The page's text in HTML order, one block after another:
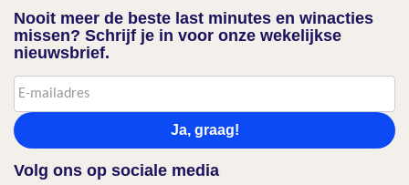
Nooit meer de beste last minutes en winacties
missen? Schrijf je in voor onze wekelijkse
nieuwsbrief.
Ja, graag!
Volg ons op sociale media